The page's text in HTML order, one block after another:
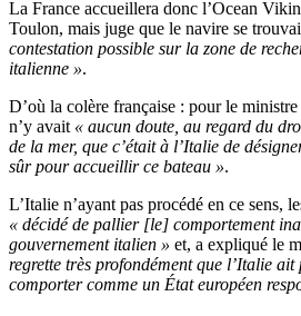
La France accueillera donc l’Ocean
Toulon, mais juge que le navire se
contestation possible sur la zone de
italienne ».
D’où la colère française : pour le
n’y avait « aucun doute, au regard du
de la mer, que c’était à l’Italie de
sûr pour accueillir ce bateau ».
L’Italie n’ayant pas procédé en ce sens,
« décidé de pallier [le] comportement
gouvernement italien » et, a expliqué le
regrette très profondément que l’Italie
comporter comme un État européen